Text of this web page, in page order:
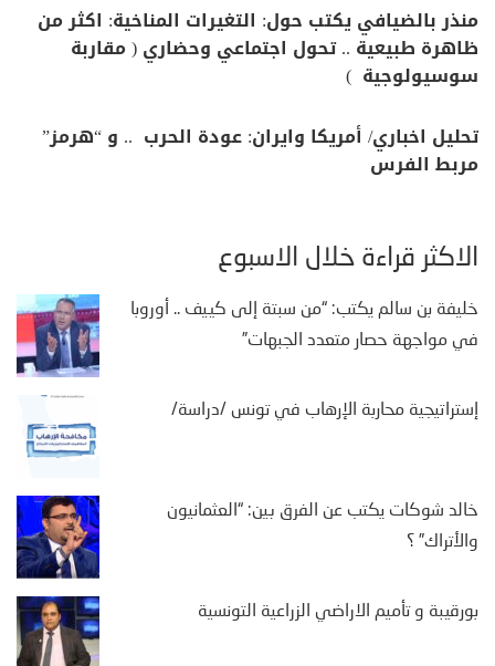
منذر بالضيافي يكتب حول: التغيرات المناخية: اكثر من
ظاهرة طبيعية .. تحول اجتماعي وحضاري ( مقاربة
سوسيولوجية )
تحليل اخباري/ أمريكا وايران: عودة الحرب .. و “هرمز”
مربط الفرس
الأكثر قراءة خلال الأسبوع
خليفة بن سالم يكتب: “من سبتة إلى كييف .. أوروبا
في مواجهة حصار متعدد الجبهات”
إستراتيجية محاربة الإرهاب في تونس /دراسة/
خالد شوكات يكتب عن الفرق بين: “العثمانيون
والأتراك” ؟
بورقيبة و تأميم الاراضي الزراعية التونسية